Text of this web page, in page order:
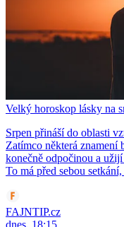
Velký horoskop lásky na
Srpen přináší do oblasti
Zatímco některá znamení
konečně odpočinou a
To má před sebou
FAJNTIP.cz
dnes, 18:15